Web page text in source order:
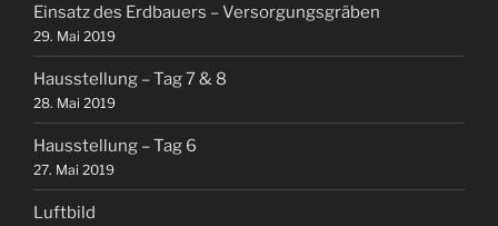
Einsatz des Erdbauers – Versorgungsgräben
29. Mai 2019
Hausstellung – Tag 7 & 8
28. Mai 2019
Hausstellung – Tag 6
27. Mai 2019
Luftbild